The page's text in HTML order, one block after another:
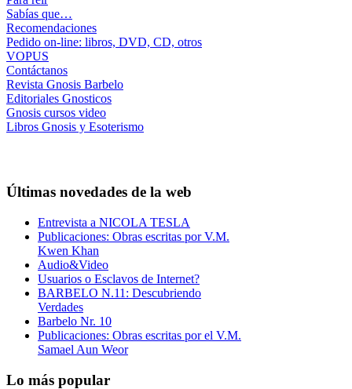
Sabías que…
Recomendaciones
Pedido on-line: libros, DVD, CD, otros
VOPUS
Contáctanos
Revista Gnosis Barbelo
Editoriales Gnosticos
Gnosis cursos video
Libros Gnosis y Esoterismo
Últimas novedades de la web
Entrevista a NICOLA TESLA
Publicaciones: Obras escritas por V.M.
Kwen Khan
Audio&Video
Usuarios o Esclavos de Internet?
BARBELO N.11: Descubriendo
Verdades
Barbelo Nr. 10
Publicaciones: Obras escritas por el V.M.
Samael Aun Weor
Lo más popular